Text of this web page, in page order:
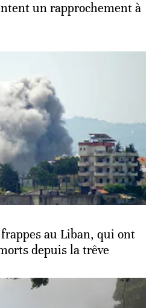
un rapprochement à
au Liban, qui ont
depuis la trêve